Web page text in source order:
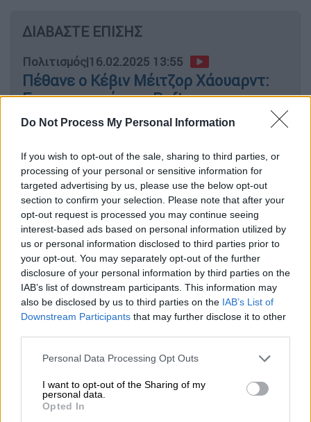
Do Not Process My Personal Information
If you wish to opt-out of the sale, sharing to third parties, or
processing of your personal or sensitive information for
targeted advertising by us, please use the below opt-out
section to confirm your selection. Please note that after your
opt-out request is processed you may continue seeing
interest-based ads based on personal information utilized by
us or personal information disclosed to third parties prior to
your opt-out. You may separately opt-out of the further
disclosure of your personal information by third parties on the
IAB’s list of downstream participants. This information may
also be disclosed by us to third parties on the IAB’s List of
Downstream Participants that may further disclose it to other
Please note that this website/app uses one or more Google
not limited to your visit or usage behaviour. You may click to
grant or deny consent to Google and its third-party tags to
use your data for below specified purposes in below Google
Personal Data Processing Opt Outs
I want to opt-out of the Sharing of my
personal data.
Opted In
ΔΙΑΒΑΣΤΕ ΕΠΙΣΗΣ
Πολιτισμός|16.02.2025 13:55
Πέθανε o Κέβιν Μέιτζορ Χάουαρντ:
Εγινε γνωστός ως Rafterman στην
ταινία «Full Metal Jacket»
Η απίστευτη ανακάλυψη
Ο πίνακας πλάτους 17 εκατοστών του Πίτερ
Μπρίγκελ του νεότερου πουαπεικονίζει τη
γυναίκα ενός αγρότη με αναμμένα κάρβουνα
στο ένα χέρι και έναν κουβά με νερό στο
άλλοπιστεύεται ότι είχε κλαπεί από ένα
πολωνικό Μουσείο από πράκτορες των
μυστικών υπηρεσιών το 1974.
Ο Άρθουρ Μπραντ, ντετέκτιβ τέχνης που
στην Ολλανδία δήλωσε: «Κανονικά, όταν ένα
έργο χάνεται για μισό αιώνα, δεν το ανακτάς